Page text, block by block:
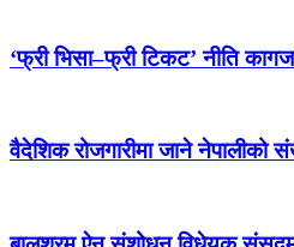
‘फ्री भिसा–फ्री टिकट’ नीति
वैदेशिक रोजगारीमा जाने